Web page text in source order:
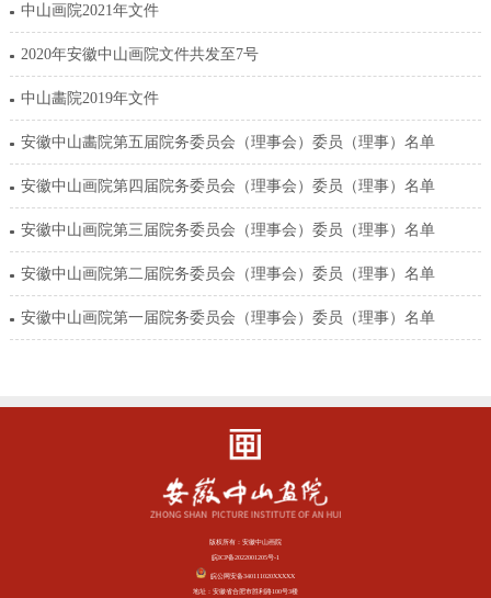
中山画院2021年文件
2020年安徽中山画院文件共发至7号
中山畵院2019年文件
安徽中山畵院第五届院务委员会（理事会）委员（理事）名单
安徽中山画院第四届院务委员会（理事会）委员（理事）名单
安徽中山画院第三届院务委员会（理事会）委员（理事）名单
安徽中山画院第二届院务委员会（理事会）委员（理事）名单
安徽中山画院第一届院务委员会（理事会）委员（理事）名单
版权所有：安徽中山画院
皖ICP备2022001205号-1
皖公网安备340111020XXXXX
地址：安徽省合肥市胜利路100号3楼